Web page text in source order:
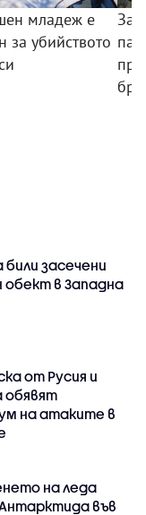
младеж е
за убийството
засечени
обект в Западна
от Русия и
обявят
на атаките в
на леда
във